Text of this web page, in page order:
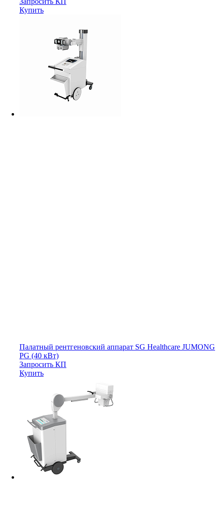
Купить
Палатный рентгеновский аппарат SG Healthcare JUMONG
PG (40 кВт)
Запросить КП
Купить